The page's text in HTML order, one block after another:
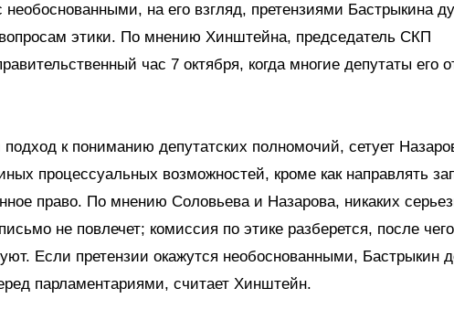
необоснованными, на его взгляд, претензиями Бастрыкина
этики. По мнению Хинштейна, председатель СКП
час 7 октября, когда многие депутаты его
к пониманию депутатских полномочий, сетует
процессуальных возможностей, кроме как направлять
право. По мнению Соловьева и Назарова, никаких
не повлечет; комиссия по этике разберется, после
Если претензии окажутся необоснованными, Бастрыкин
парламентариями, считает Хинштейн.